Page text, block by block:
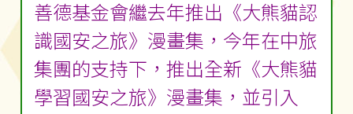
善德基金會繼去年推出《大熊貓認
識國安之旅》漫畫集，今年在中旅
集團的支持下，推出全新《大熊貓
學習國安之旅》漫畫集，並引入